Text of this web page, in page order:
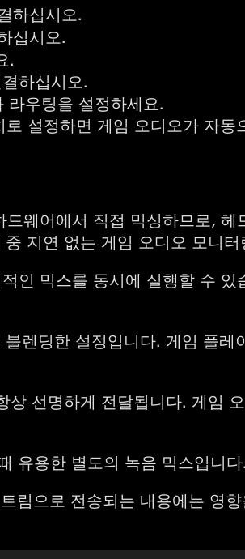
하십시오.
십시오.
.
하십시오.
라우팅을 설정하세요.
설정하면 게임 오디오가 자동
웨어에서 직접 믹싱하므로, 헤
지연 없는 게임 오디오 모니
인 믹스를 동시에 실행할 수 있
렌딩한 설정입니다. 게임 플레
선명하게 전달됩니다. 게임
유용한 별도의 녹음 믹스입니다.
림으로 전송되는 내용에는 영